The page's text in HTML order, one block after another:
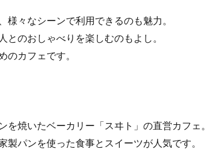
々なシーンで利用できるのも魅力。
のおしゃべりを楽しむのもよし。
のカフェです。
を焼いたベーカリー「スヰト」の直営カフェ。
パンを使った食事とスイーツが人気です。